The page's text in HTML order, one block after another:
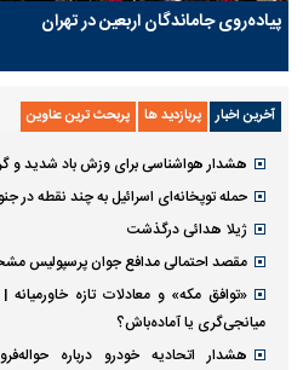
پیاده‌روی جاماندگان اربعین در تهران
آخرین اخبار پربازدید ها پربحث ترین عناوین
هشدار هواشناسی برای وزش باد شدید و
حمله توپخانه‌ای اسرائیل به چند نقطه در
ژیلا هدائی درگذشت
مقصد احتمالی مدافع جوان پرسپولیس
«توافق مکه» و معادلات تازه خاورمیانه
میانجی‌گری یا آماده‌باش؟
هشدار اتحادیه خودرو درباره